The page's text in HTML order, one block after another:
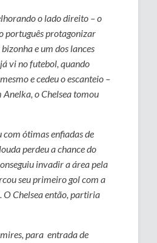
o lado direito – o
português protagonizar
e um dos lances
vi no futebol, quando
e cedeu o escanteio –
o Chelsea tomou
ótimas enfiadas de
perdeu a chance do
invadir a área pela
seu primeiro gol com a
O Chelsea então, partiria
para entrada de